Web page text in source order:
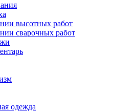
высотных работ
сварочных работ
одежда